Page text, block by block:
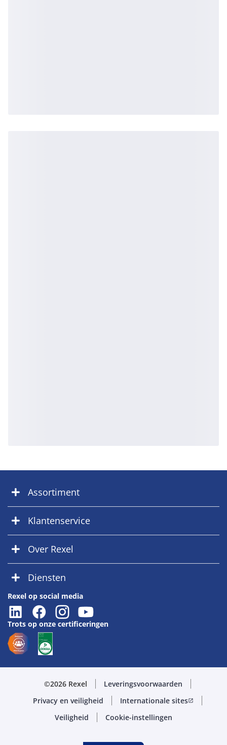
Assortiment
Klantenservice
Over Rexel
Diensten
Rexel op social media
Trots op onze certificeringen
©2026 Rexel
Leveringsvoorwaarden
Privacy en veiligheid
Internationale sitesopen_in_new
Veiligheid Cookie-instellingen